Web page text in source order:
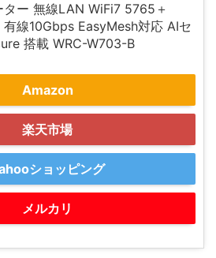
ター 無線LAN WiFi7 5765＋
線10Gbps EasyMesh対応 AIセ
搭載 WRC-W703-B
Amazon
楽天市場
ショッピング
メルカリ